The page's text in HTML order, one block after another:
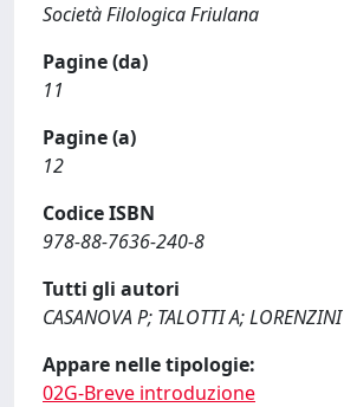
Società Filologica Friulana
Pagine (da)
11
Pagine (a)
12
Codice ISBN
978-88-7636-240-8
Tutti gli autori
CASANOVA P; TALOTTI A;
Appare nelle tipologie:
02G-Breve introduzione